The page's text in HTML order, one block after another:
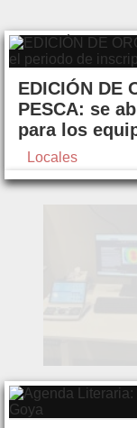
EDICIÓN DE
PESCA: se
para los
Locales